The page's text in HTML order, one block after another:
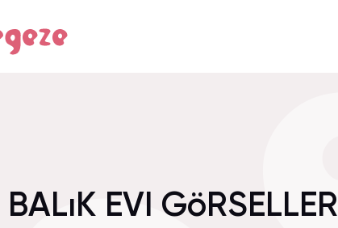
EVI GöRSELLER